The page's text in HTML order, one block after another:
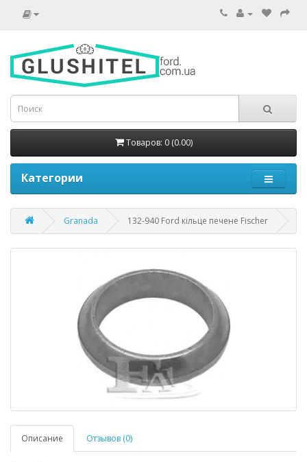
Товаров: 0 (0.00)
Категории
Granada 132-940 Ford кільце печене Fischer
Описание Отзывов (0)